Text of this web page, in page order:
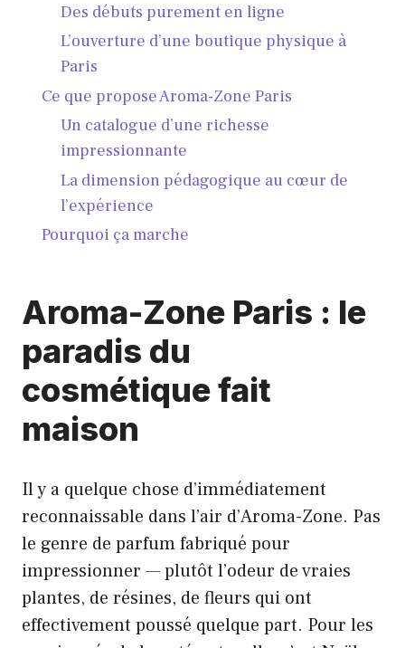
Des débuts purement en ligne
L’ouverture d’une boutique physique à
Paris
Ce que propose Aroma-Zone Paris
Un catalogue d’une richesse
impressionnante
La dimension pédagogique au cœur de
l’expérience
Pourquoi ça marche
Aroma-Zone Paris : le
paradis du
cosmétique fait
maison
Il y a quelque chose d’immédiatement
reconnaissable dans l’air d’Aroma-Zone. Pas
le genre de parfum fabriqué pour
impressionner — plutôt l’odeur de vraies
plantes, de résines, de fleurs qui ont
effectivement poussé quelque part. Pour les